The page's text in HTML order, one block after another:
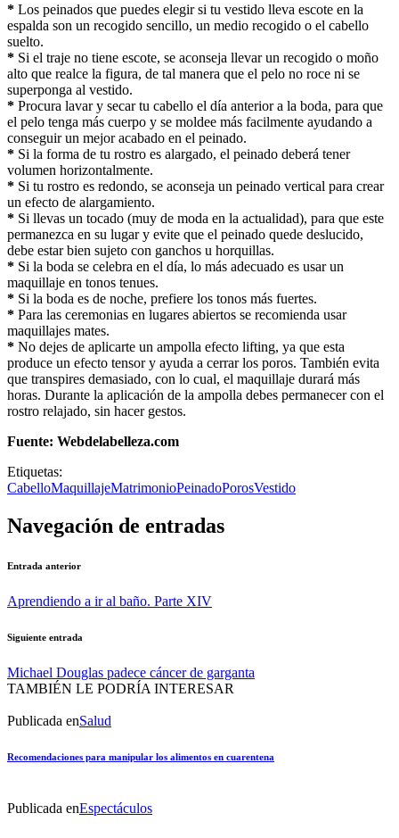
* Los peinados que puedes elegir si tu vestido lleva escote en la
espalda son un recogido sencillo, un medio recogido o el cabello
suelto.
* Si el traje no tiene escote, se aconseja llevar un recogido o moño
alto que realce la figura, de tal manera que el pelo no roce ni se
superponga al vestido.
* Procura lavar y secar tu cabello el día anterior a la boda, para que
el pelo tenga más cuerpo y se moldee más facilmente ayudando a
conseguir un mejor acabado en el peinado.
* Si la forma de tu rostro es alargado, el peinado deberá tener
volumen horizontalmente.
* Si tu rostro es redondo, se aconseja un peinado vertical para crear
un efecto de alargamiento.
* Si llevas un tocado (muy de moda en la actualidad), para que este
permanezca en su lugar y evite que el peinado quede deslucido,
debe estar bien sujeto con ganchos u horquillas.
* Si la boda se celebra en el día, lo más adecuado es usar un
maquillaje en tonos tenues.
* Si la boda es de noche, prefiere los tonos más fuertes.
* Para las ceremonias en lugares abiertos se recomienda usar
maquillajes mates.
* No dejes de aplicarte un ampolla efecto lifting, ya que esta
produce un efecto tensor y ayuda a cerrar los poros. También evita
que transpires demasiado, con lo cual, el maquillaje durará más
horas. Durante la aplicación de la ampolla debes permanecer con el
rostro relajado, sin hacer gestos.
Fuente: Webdelabelleza.com
Etiquetas:
CabelloMaquillajeMatrimonioPeinadoPorosVestido
Navegación de entradas
Entrada anterior
Aprendiendo a ir al baño. Parte XIV
Siguiente entrada
Michael Douglas padece cáncer de garganta
TAMBIÉN LE PODRÍA INTERESAR
Publicada enSalud
Recomendaciones para manipular los alimentos en cuarentena
Publicada enEspectáculos